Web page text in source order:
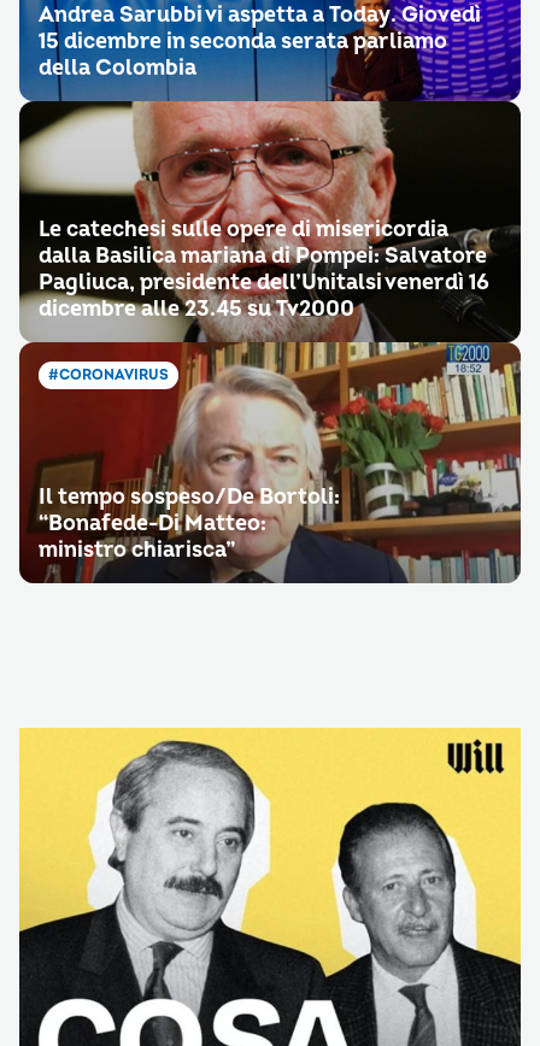
Andrea Sarubbi vi aspetta a Today. Giovedì
15 dicembre in seconda serata parliamo
della Colombia
Le catechesi sulle opere di misericordia
dalla Basilica mariana di Pompei: Salvatore
Pagliuca, presidente dell’Unitalsi venerdì 16
dicembre alle 23.45 su Tv2000
#CORONAVIRUS
Il tempo sospeso/De Bortoli:
“Bonafede-Di Matteo:
ministro chiarisca”